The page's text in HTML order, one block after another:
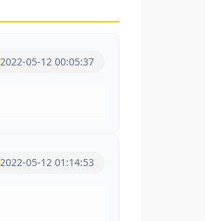
2022-05-12 00:05:37
2022-05-12 01:14:53